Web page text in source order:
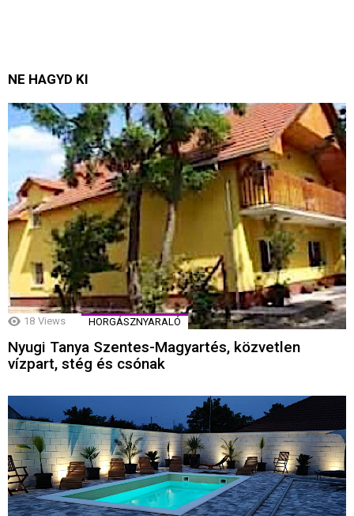
NE HAGYD KI
18 Views HORGÁSZNYARALÓ
Nyugi Tanya Szentes-Magyartés, közvetlen
vízpart, stég és csónak